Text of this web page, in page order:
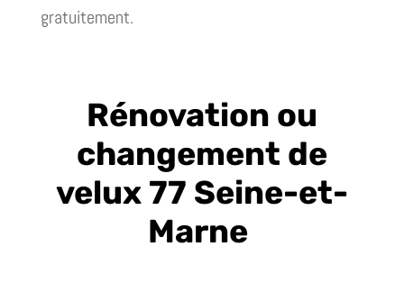
gratuitement.
Rénovation ou
changement de
velux 77 Seine-et-
Marne